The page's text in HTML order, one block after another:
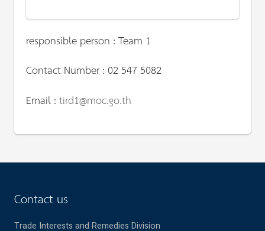
responsible person : Team 1
Contact Number : 02 547 5082
Email :tird1@moc.go.th
Contact us
Trade Interests and Remedies Division